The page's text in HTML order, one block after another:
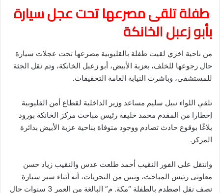
طفلة تلقى مصرعها تحت عجل سيارة
بأبو زعبل الخانكة
من ناحية اخري لقيت طفلة بالقليوبية مصرعها تحت عجلات سيارة
حال رجوعها للخلف، بعزبة الأبيض، أبو زعبل الخانكة، وتم نقل الجثة
للمستشفى، وباشرت النيابة العامة التحقيقات.
تلقي اللواء نبيل سليم مساعد وزير الداخلية لقطاع أمن القليوبية
إخطارا من المقدم محمد خليفة رئيس مباحث مركز الخانكة بورود
بلاغًا بوقوع حادث تصادم ووجود متوفاة بناحية عزبة الأبيض بدائرة
المركز.
وانتقل على الفور النقيب أحمد طلعت عدس والنقيب زياد حسن
معاونى رئيس المباحث، وتبين من التحريات، أنه أثناء سير سيارة
نصف نقل اصطدم بالطفلة “مكة. م” البالغة من العمر 3 سنوات حال